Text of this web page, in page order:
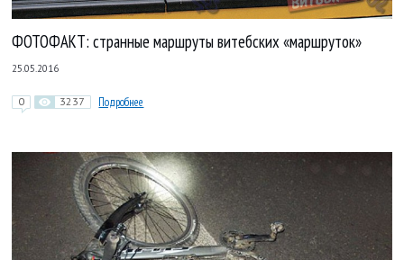
ФОТОФАКТ: странные маршруты витебских «маршруток»
25.05.2016
0 3237 Подробнее